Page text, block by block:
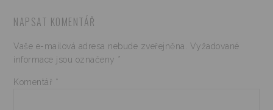
NAPSAT KOMENTÁŘ
Vaše e-mailová adresa nebude zveřejněna.
Vyžadované
informace jsou označeny *
Komentář *